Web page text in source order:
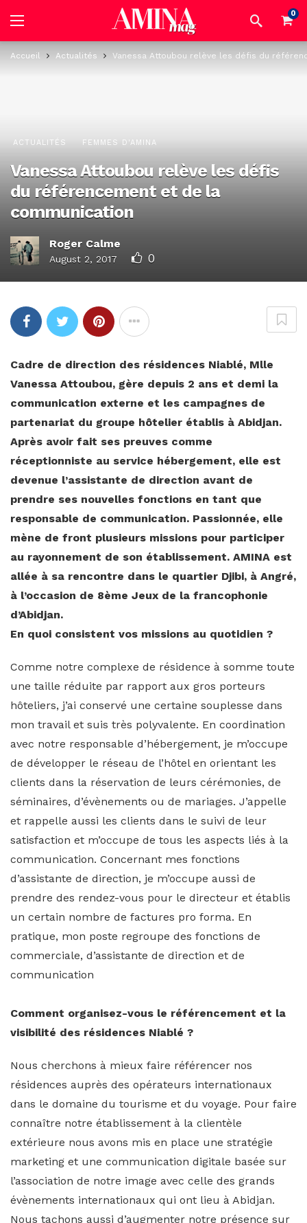
0
Accueil Actualités Vanessa Attoubou relève les défis du
ACTUALITÉS FEMMES D'AMINA
Vanessa Attoubou relève les défis
du référencement et de la
communication
Roger Calme
August 2, 2017 0
Cadre de direction des résidences Niablé, Mlle
Vanessa Attoubou, gère depuis 2 ans et demi la
communication externe et les campagnes de
partenariat du groupe hôtelier établis à Abidjan.
Après avoir fait ses preuves comme
réceptionniste au service hébergement, elle est
devenue l’assistante de direction avant de
prendre ses nouvelles fonctions en tant que
responsable de communication. Passionnée, elle
mène de front plusieurs missions pour participer
au rayonnement de son établissement. AMINA est
allée à sa rencontre dans le quartier Djibi, à Angré,
à l’occasion de 8ème Jeux de la francophonie
d’Abidjan.
En quoi consistent vos missions au quotidien ?
Comme notre complexe de résidence à somme toute
une taille réduite par rapport aux gros porteurs
hôteliers, j’ai conservé une certaine souplesse dans
mon travail et suis très polyvalente. En coordination
avec notre responsable d’hébergement, je m’occupe
de développer le réseau de l’hôtel en orientant les
clients dans la réservation de leurs cérémonies, de
séminaires, d’évènements ou de mariages. J’appelle
et rappelle aussi les clients dans le suivi de leur
satisfaction et m’occupe de tous les aspects liés à la
communication. Concernant mes fonctions
d’assistante de direction, je m’occupe aussi de
prendre des rendez-vous pour le directeur et établis
un certain nombre de factures pro forma. En
pratique, mon poste regroupe des fonctions de
commerciale, d’assistante de direction et de
communication
Comment organisez-vous le référencement et la
visibilité des résidences Niablé ?
Nous cherchons à mieux faire référencer nos
résidences auprès des opérateurs internationaux
dans le domaine du tourisme et du voyage. Pour faire
connaître notre établissement à la clientèle
extérieure nous avons mis en place une stratégie
marketing et une communication digitale basée sur
l’association de notre image avec celle des grands
évènements internationaux qui ont lieu à Abidjan.
Nous tachons aussi d’augmenter notre présence sur